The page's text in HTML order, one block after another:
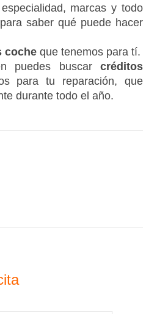
marcas y todo
saber qué puede hacer
coche que tenemos para tí.
puedes buscar créditos
para tu reparación, que
durante todo el año.